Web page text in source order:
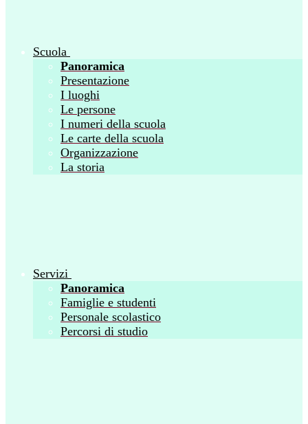
Scuola
Panoramica
Presentazione
I luoghi
Le persone
I numeri della scuola
Le carte della scuola
Organizzazione
La storia
Servizi
Panoramica
Famiglie e studenti
Personale scolastico
Percorsi di studio